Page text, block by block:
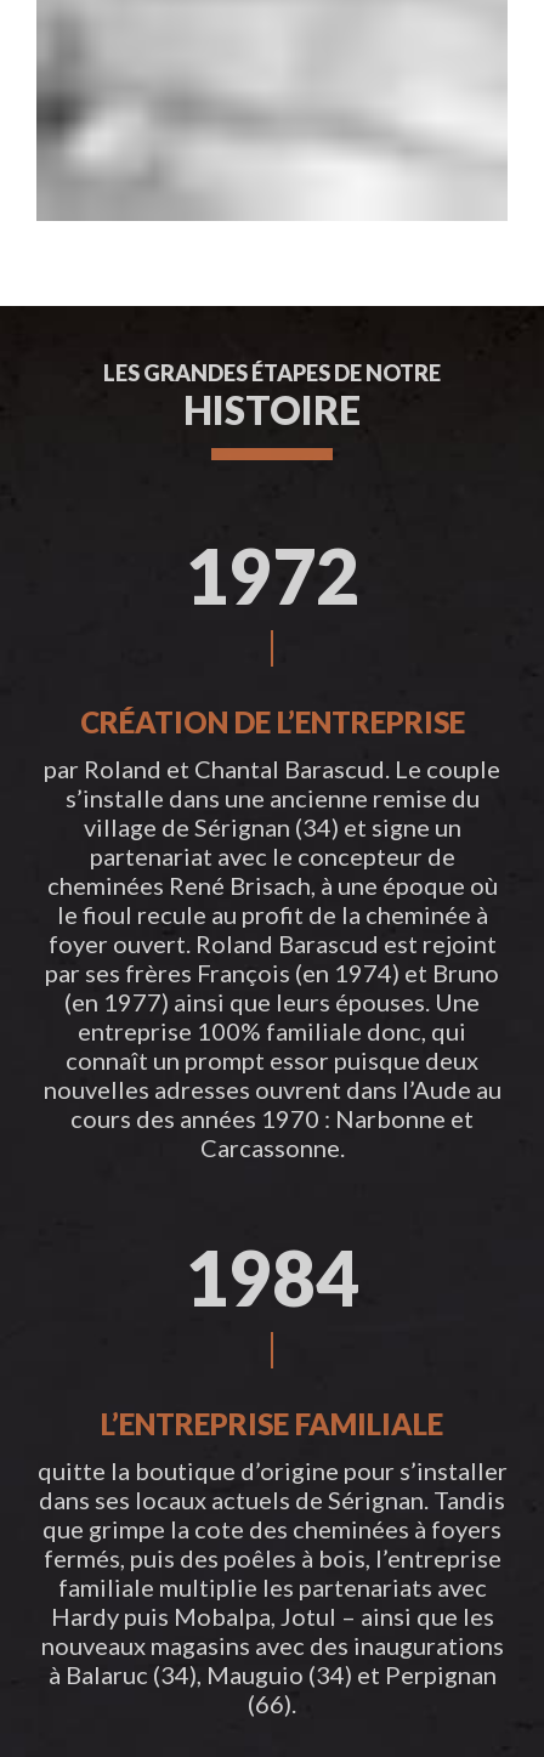
LES GRANDES ÉTAPES DE NOTRE
HISTOIRE
1972
CRÉATION DE L’ENTREPRISE
par Roland et Chantal Barascud. Le couple
s’installe dans une ancienne remise du
village de Sérignan (34) et signe un
partenariat avec le concepteur de
cheminées René Brisach, à une époque où
le fioul recule au profit de la cheminée à
foyer ouvert. Roland Barascud est rejoint
par ses frères François (en 1974) et Bruno
(en 1977) ainsi que leurs épouses. Une
entreprise 100% familiale donc, qui
connaît un prompt essor puisque deux
nouvelles adresses ouvrent dans l’Aude au
cours des années 1970 : Narbonne et
Carcassonne.
L’ENTREPRISE FAMILIALE
quitte la boutique d’origine pour s’installer
dans ses locaux actuels de Sérignan. Tandis
que grimpe la cote des cheminées à foyers
fermés, puis des poêles à bois, l’entreprise
familiale multiplie les partenariats avec
Hardy puis Mobalpa, Jotul – ainsi que les
nouveaux magasins avec des inaugurations
à Balaruc (34), Mauguio (34) et Perpignan
(66).
1984